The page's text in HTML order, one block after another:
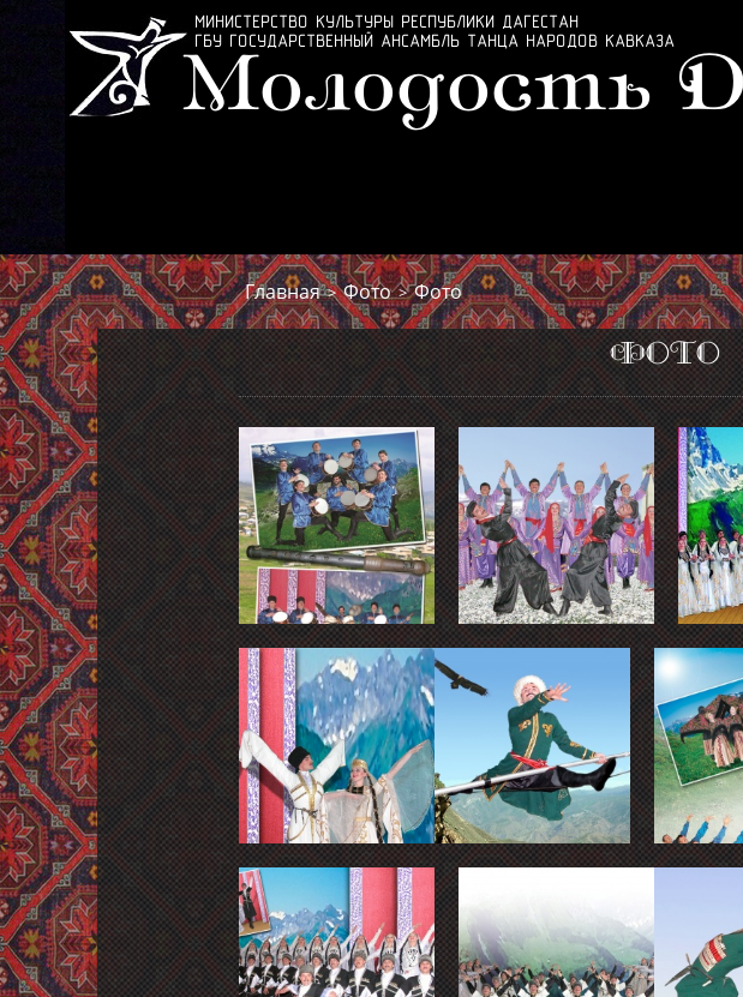
МИНИСТЕРСТВО КУЛЬТУРЫ РЕСПУБЛИКИ ДАГЕСТАН
ГБУ ГОСУДАРСТВЕННЫЙ АНСАМБЛЬ ТАНЦА НАРОДОВ КАВКАЗА
Молодость
Главная>Фото>Фото
фото